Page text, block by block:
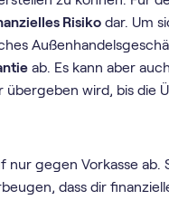
Risiko dar. Um
ab. Es kann aber
übergeben wird, bis die
nur gegen Vorkasse ab.
dass dir